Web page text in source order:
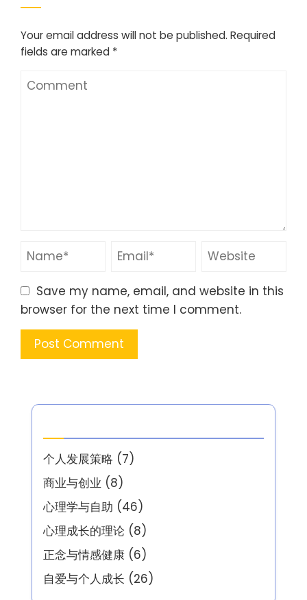
Your email address will not be published. Required
fields are marked *
Save my name, email, and website in this
browser for the next time I comment.
个人发展策略 (7)
商业与创业 (8)
心理学与自助 (46)
心理成长的理论 (8)
正念与情感健康 (6)
自爱与个人成长 (26)